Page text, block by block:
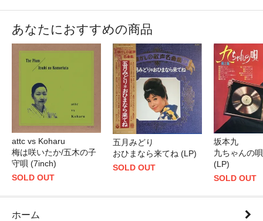
あなたにおすすめの商品
attc vs Koharu
梅は咲いたか/五木の子
守唄 (7inch)
SOLD OUT
五月みどり
おひまなら来てね (LP)
SOLD OUT
坂本九
九ちゃんの
(LP)
SOLD OUT
ホーム